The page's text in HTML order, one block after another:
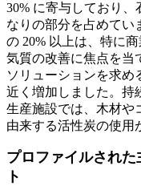
30% に寄与しており
なりの部分を占めてい
の 20% 以上は、特に
気質の改善に焦点を当
ソリューションを求め
近く増加しました。持
生産施設では、木材や
由来する活性炭の使用
プロファイルされ
ト